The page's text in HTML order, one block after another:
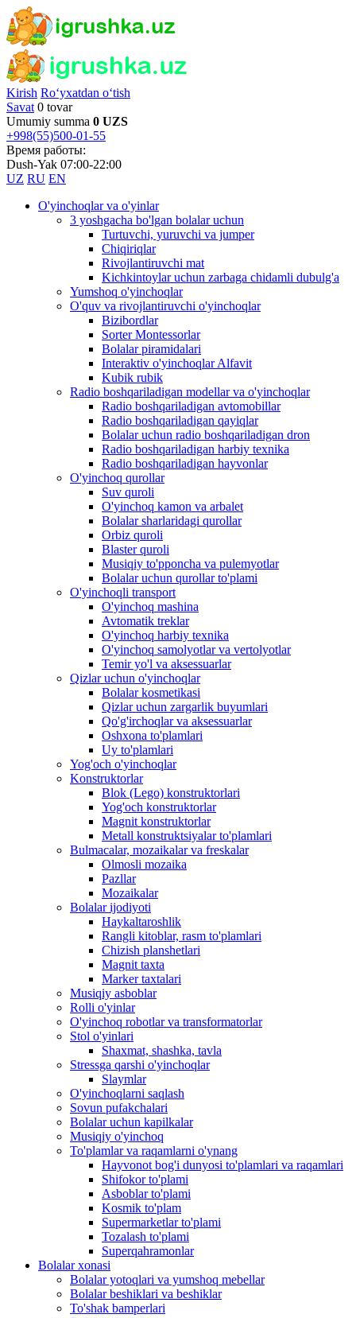
Kirish Ro‘yxatdan o‘tish
Savat 0 tovar
Umumiy summa 0 UZS
+998(55)500-01-55
Время работы:
Dush-Yak 07:00-22:00
UZ RU EN
O'yinchoqlar va o'yinlar
3 yoshgacha bo'lgan bolalar uchun
Turtuvchi, yuruvchi va jumper
Chiqiriqlar
Rivojlantiruvchi mat
Kichkintoylar uchun zarbaga chidamli dubulg'a
Yumshoq o'yinchoqlar
O'quv va rivojlantiruvchi o'yinchoqlar
Bizibordlar
Sorter Montessorlar
Bolalar piramidalari
Interaktiv o'yinchoqlar Alfavit
Kubik rubik
Radio boshqariladigan modellar va o'yinchoqlar
Radio boshqariladigan avtomobillar
Radio boshqariladigan qayiqlar
Bolalar uchun radio boshqariladigan dron
Radio boshqariladigan harbiy texnika
Radio boshqariladigan hayvonlar
O'yinchoq qurollar
Suv quroli
O'yinchoq kamon va arbalet
Bolalar sharlaridagi qurollar
Orbiz quroli
Blaster quroli
Musiqiy to'pponcha va pulemyotlar
Bolalar uchun qurollar to'plami
O'yinchoqli transport
O'yinchoq mashina
Avtomatik treklar
O'yinchoq harbiy texnika
O'yinchoq samolyotlar va vertolyotlar
Temir yo'l va aksessuarlar
Qizlar uchun o'yinchoqlar
Bolalar kosmetikasi
Qizlar uchun zargarlik buyumlari
Qo'g'irchoqlar va aksessuarlar
Oshxona to'plamlari
Uy to'plamlari
Yog'och o'yinchoqlar
Konstruktorlar
Blok (Lego) konstruktorlari
Yog'och konstruktorlar
Magnit konstruktorlar
Metall konstruktsiyalar to'plamlari
Bulmacalar, mozaikalar va freskalar
Olmosli mozaika
Pazllar
Mozaikalar
Bolalar ijodiyoti
Haykaltaroshlik
Rangli kitoblar, rasm to'plamlari
Chizish planshetlari
Magnit taxta
Marker taxtalari
Musiqiy asboblar
Rolli o'yinlar
O'yinchoq robotlar va transformatorlar
Stol o'yinlari
Shaxmat, shashka, tavla
Stressga qarshi o'yinchoqlar
Slaymlar
O'yinchoqlarni saqlash
Sovun pufakchalari
Bolalar uchun kapilkalar
Musiqiy o'yinchoq
To'plamlar va raqamlarni o'ynang
Hayvonot bog'i dunyosi to'plamlari va raqamlari
Shifokor to'plami
Asboblar to'plami
Kosmik to'plam
Supermarketlar to'plami
Tozalash to'plami
Superqahramonlar
Bolalar xonasi
Bolalar yotoqlari va yumshoq mebellar
Bolalar beshiklari va beshiklar
To'shak bamperlari